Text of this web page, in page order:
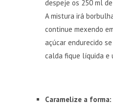
despeje os 250 ml
A mistura irá
continue mexendo
açúcar endurecido
calda fique líquida e
Caramelize a forma: